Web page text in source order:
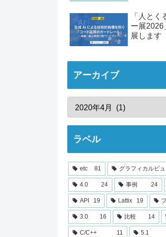
「人と
ー展2026
展します
アーカイブ
ラベル
etc 81 グラフィカルビ
4.0 24 事例 24
API 19 Lattix 19
3.0 16 比較 14
C/C++ 11 5.1